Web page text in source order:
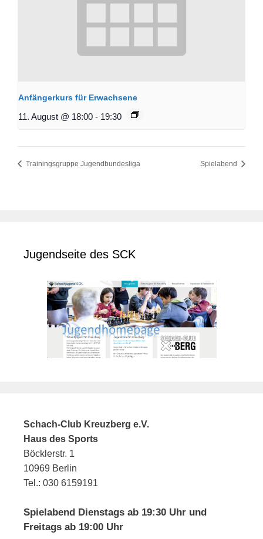
Anfängerkurs für Erwachsene
11. August @ 18:00 - 19:30
Trainingsgruppe Jugendbundesliga Spielabend
Jugendseite des SCK
Schach-Club Kreuzberg e.V.
Haus des Sports
Böcklerstr. 1
10969 Berlin
Tel.: 030 6159191
Spielabend Dienstags ab 19:30 Uhr und
Freitags ab 19:00 Uhr